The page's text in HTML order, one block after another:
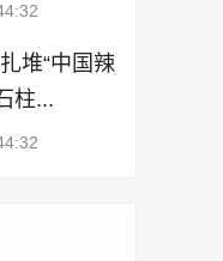
堆“中国辣
柱...